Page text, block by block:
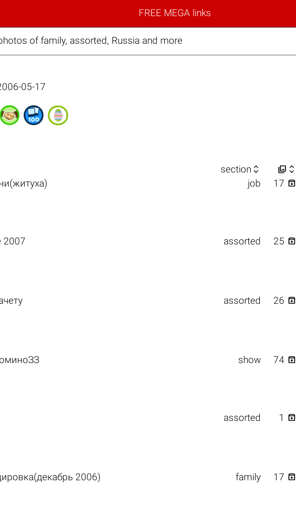
FREE MEGA links
of family, assorted, Russia and more
05-17
section   
job 17 
2007 assorted 25 
assorted 26 
show 74 
assorted 1 
2006) family 17 